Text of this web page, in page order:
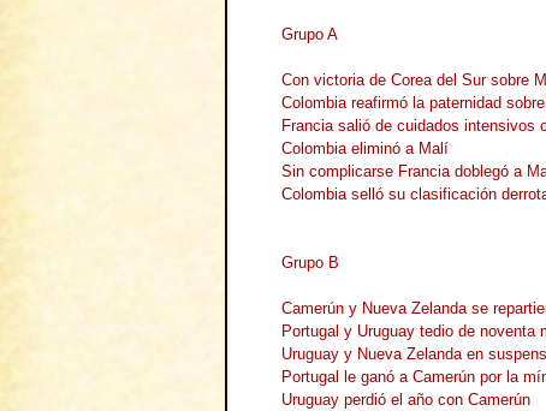
Grupo A
Con victoria de Corea del Sur sobre
Colombia reafirmó la paternidad
Francia salió de cuidados intensivos
Colombia eliminó a Malí
Sin complicarse Francia doblegó a
Colombia selló su clasificación
Grupo B
Camerún y Nueva Zelanda se
Portugal y Uruguay tedio de noventa
Uruguay y Nueva Zelanda en
Portugal le ganó a Camerún por la
Uruguay perdió el año con Camerún